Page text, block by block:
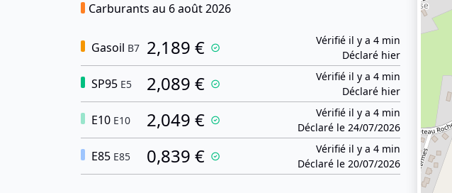
Carburants au 6 août 2026
Gasoil B7 2,189 €
Vérifié il y a 4 min
Déclaré hier
SP95 E5 2,089 €
Vérifié il y a 4 min
Déclaré hier
E10 E10 2,049 €
Vérifié il y a 4 min
Déclaré le 24/07/2026
E85 E85 0,839 €
Vérifié il y a 4 min
Déclaré le 20/07/2026